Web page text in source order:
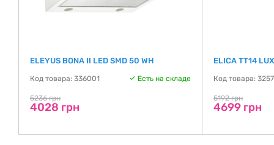
ELEYUS BONA II LED SMD 50 WH
Код товара: 336001 Есть на складе
5236 грн
4028 грн
ELICA TT14
Код товара:
5192 грн
4699 грн